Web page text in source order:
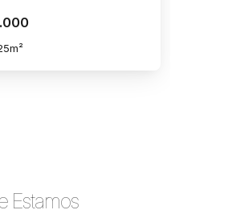
Estamos